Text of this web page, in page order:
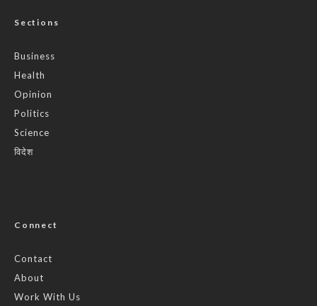
Sections
Business
Health
Opinion
Politics
Science
विदेश
Connect
Contact
About
Work With Us